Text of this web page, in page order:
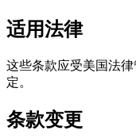
适用法律
这些条款应受美国法
定。
条款变更